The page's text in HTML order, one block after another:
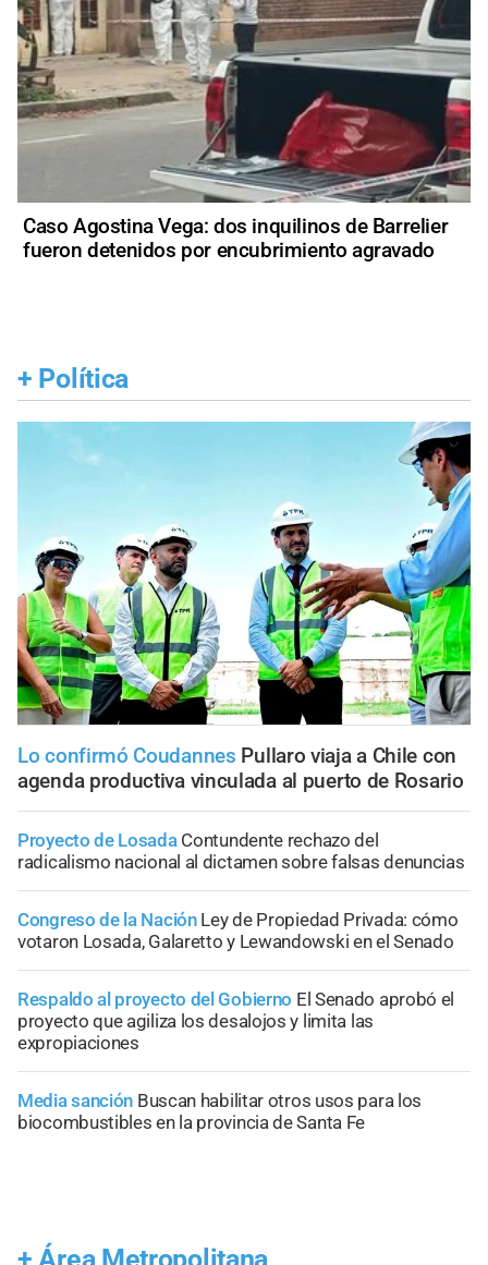
Caso Agostina Vega: dos inquilinos de Barrelier
fueron detenidos por encubrimiento agravado
+ Política
Lo confirmó Coudannes Pullaro viaja a Chile con
agenda productiva vinculada al puerto de Rosario
Proyecto de Losada Contundente rechazo del
radicalismo nacional al dictamen sobre falsas denuncias
Congreso de la Nación Ley de Propiedad Privada: cómo
votaron Losada, Galaretto y Lewandowski en el Senado
Respaldo al proyecto del Gobierno El Senado aprobó el
proyecto que agiliza los desalojos y limita las
expropiaciones
Media sanción Buscan habilitar otros usos para los
biocombustibles en la provincia de Santa Fe
+ Área Metropolitana